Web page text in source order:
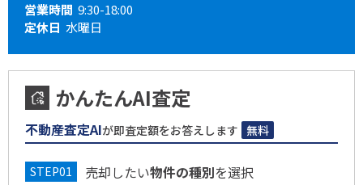
営業時間 9:30-18:00
定休日 水曜日
かんたんAI査定
不動産査定AIが即査定額をお答えします 無料
売却したい物件の種別を選択